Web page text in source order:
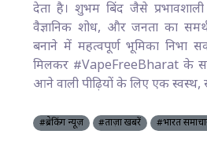
देता है। शुभम बिंद जैसे प्रभावशाली
वैज्ञानिक शोध, और जनता का
बनाने में महत्वपूर्ण भूमिका
मिलकर #VapeFreeBharat के
आने वाली पीढ़ियों के लिए एक स्वस्थ,
#ब्रेकिंग न्यूज़ #ताज़ा खबरें #भारत